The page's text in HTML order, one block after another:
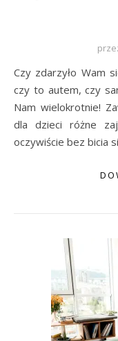
Czy zdarzyło Wam się zastanawiać przed długą podróżą,
czy to autem, czy
Nam wielokrotnie!
dla dzieci różne
oczywiście bez bicia